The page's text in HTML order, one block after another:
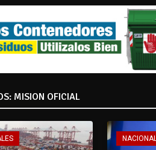
MISION OFICIAL